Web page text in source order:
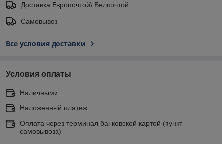
Доставка Европочтой\ Белпочтой
Самовывоз
Все условия доставки
Условия оплаты
Наличными
Наложенный платеж
Оплата через терминал банковской картой (пункт
самовывоза)